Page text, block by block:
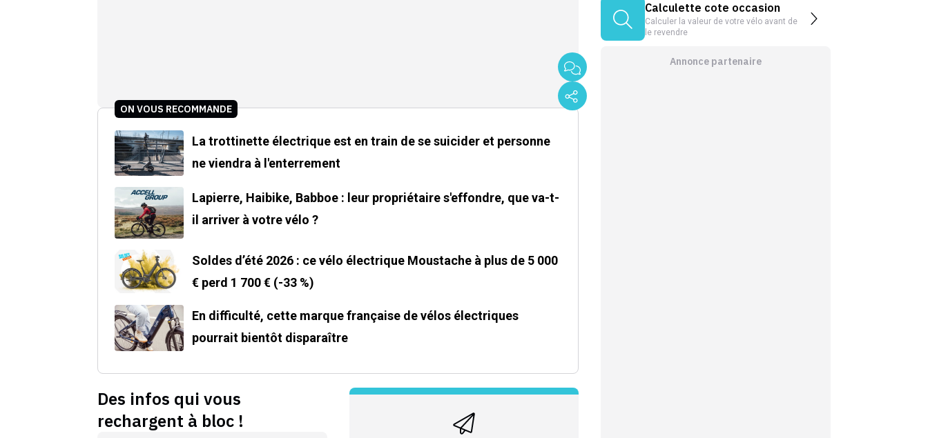
ON VOUS RECOMMANDE
La trottinette électrique est en train de se suicider et personne
ne viendra à l'enterrement
Lapierre, Haibike, Babboe : leur propriétaire s'effondre, que va-t-
il arriver à votre vélo ?
Soldes d’été 2026 : ce vélo électrique Moustache à plus de 5 000
€ perd 1 700 € (-33 %)
En difficulté, cette marque française de vélos électriques
pourrait bientôt disparaître
Des infos qui vous
rechargent à bloc !
Calculette cote occasion
Calculer la valeur de votre vélo avant de
le revendre
Annonce partenaire